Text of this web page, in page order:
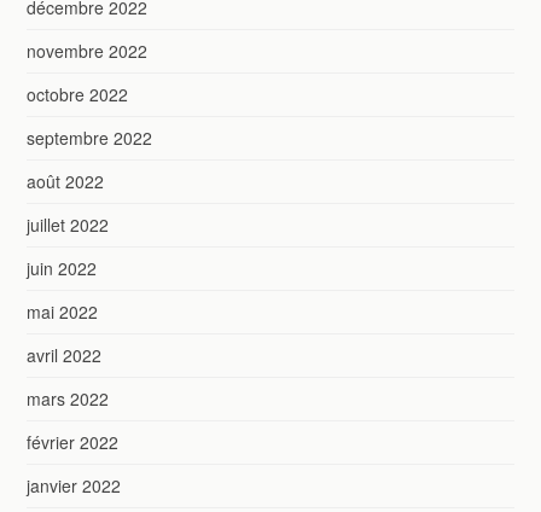
décembre 2022
novembre 2022
octobre 2022
septembre 2022
août 2022
juillet 2022
juin 2022
mai 2022
avril 2022
mars 2022
février 2022
janvier 2022